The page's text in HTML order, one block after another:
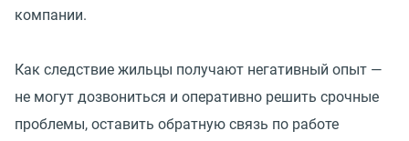
компании.
Как следствие жильцы получают негативный опыт —
не могут дозвониться и оперативно решить срочные
проблемы, оставить обратную связь по работе